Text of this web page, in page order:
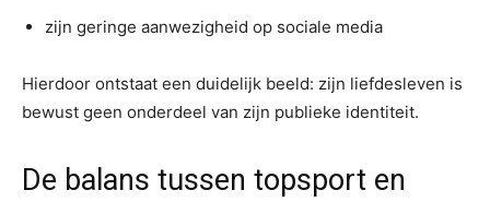
zijn geringe aanwezigheid op sociale media
Hierdoor ontstaat een duidelijk beeld: zijn liefdesleven is
bewust geen onderdeel van zijn publieke identiteit.
De balans tussen topsport en